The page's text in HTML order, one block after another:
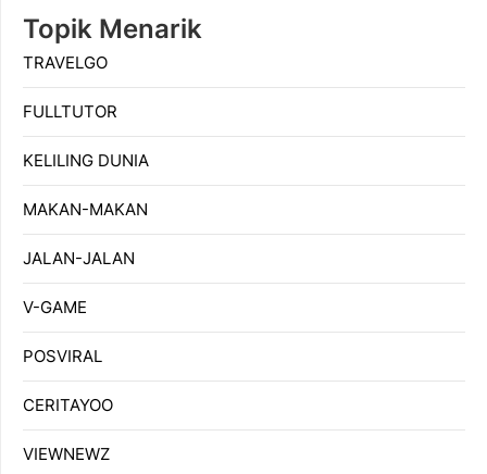
Topik Menarik
TRAVELGO
FULLTUTOR
KELILING DUNIA
MAKAN-MAKAN
JALAN-JALAN
V-GAME
POSVIRAL
CERITAYOO
VIEWNEWZ